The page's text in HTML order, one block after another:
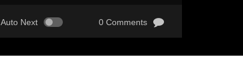
Auto Next 0 Comments